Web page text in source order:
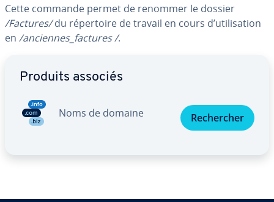
Cette commande permet de renommer le dossier
/Factures/du ré­per­toire de travail en cours d’uti­li­sa­tion
en /anciennes_factures /.
Produits associés
Noms de domaine Re­cher­cher